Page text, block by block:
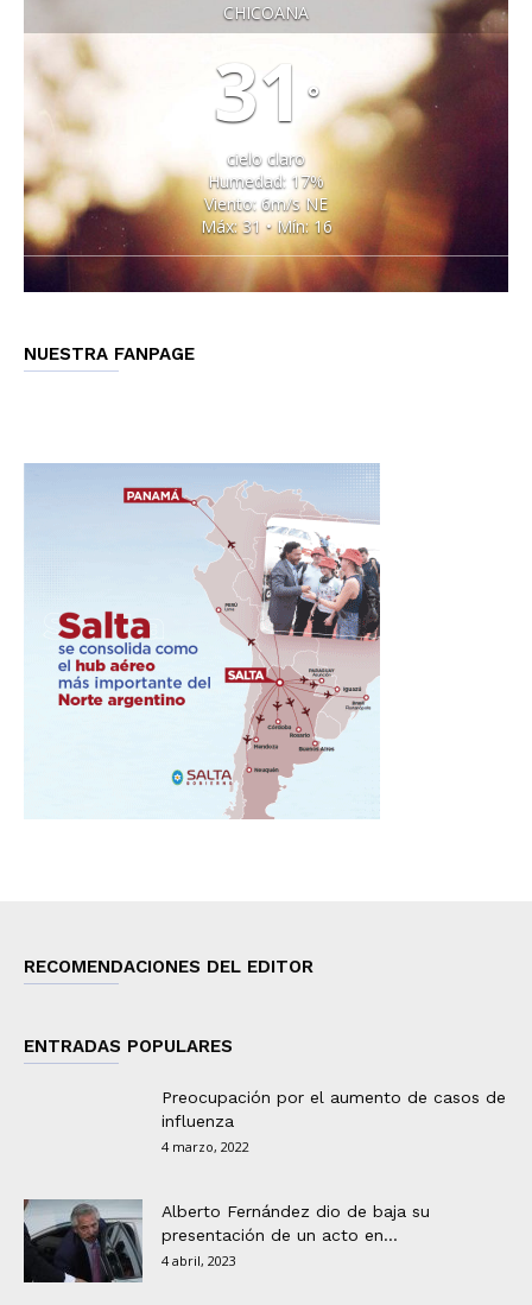
CHICOANA
31 °
cielo claro
Humedad: 17%
Viento: 6m/s NE
Máx: 31 • Mín: 16
NUESTRA FANPAGE
RECOMENDACIONES DEL EDITOR
ENTRADAS POPULARES
Preocupación por el aumento de casos de
influenza
4 marzo, 2022
Alberto Fernández dio de baja su
presentación de un acto en...
4 abril, 2023